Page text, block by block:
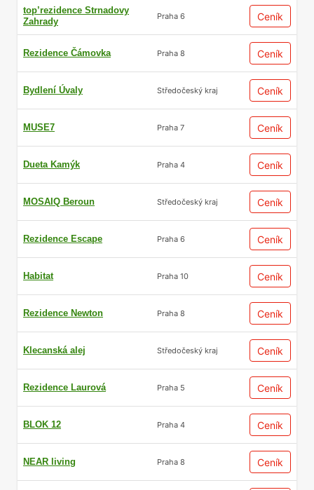
top’rezidence Strnadovy
Zahrady
Praha 6 Ceník
Rezidence Čámovka Praha 8 Ceník
Bydlení Úvaly Středočeský kraj Ceník
MUSE7 Praha 7 Ceník
Dueta Kamýk Praha 4 Ceník
MOSAIQ Beroun Středočeský kraj Ceník
Rezidence Escape Praha 6 Ceník
Habitat Praha 10 Ceník
Rezidence Newton Praha 8 Ceník
Klecanská alej Středočeský kraj Ceník
Rezidence Laurová Praha 5 Ceník
BLOK 12 Praha 4 Ceník
NEAR living Praha 8 Ceník